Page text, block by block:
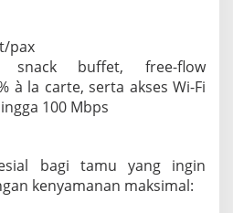
pax
snack buffet, free-flow
à la carte, serta akses Wi-Fi
100 Mbps
bagi tamu yang ingin
kenyamanan maksimal: